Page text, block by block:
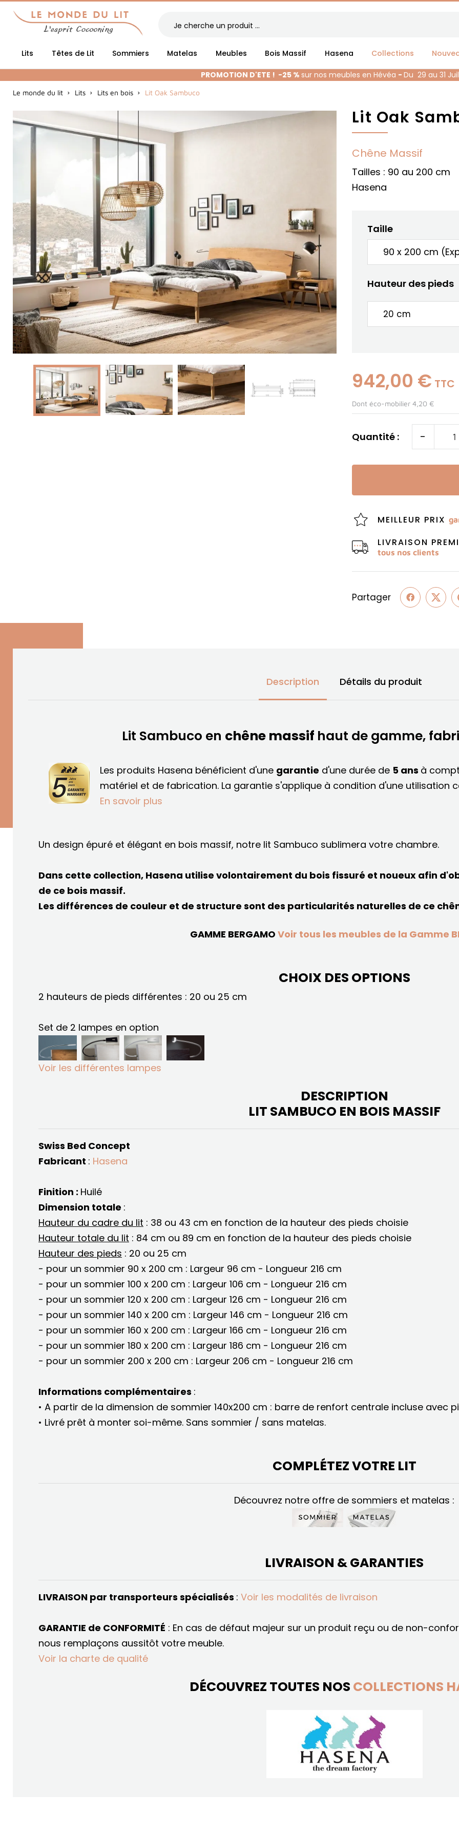
Lits Têtes de Lit Sommiers Matelas Meubles Bois Massif Hasena Collections
PROMOTION D'ETE ! -25 % sur nos meubles en Hévéa - Du 29 au 31
Le monde du lit Lits Lits en bois Lit Oak Sambuco
Lit Oak
Chêne Massif
Tailles : 90 au 200 cm
Hasena
Taille
Hauteur des pieds
942,00 € TTC
Dont éco-mobilier 4,20 €
Quantité : -
MEILLEUR PRIX
LIVRAISON
tous nos clients
Partager
Description
Lit Sambuco en chêne massif haut de gamme,
Les produits Hasena bénéficient d'une garantie d'une durée de 5 ans à
matériel et de fabrication. La garantie s'applique à condition d'une utilisation
En savoir plus
Un design épuré et élégant en bois massif, notre lit Sambuco sublimera votre chambre.
Dans cette collection, Hasena utilise volontairement du bois fissuré et noueux afin
de ce bois massif.
Les différences de couleur et de structure sont des particularités naturelles de ce
GAMME BERGAMO Voir tous les meubles de la Gamme
CHOIX DES OPTIONS
2 hauteurs de pieds différentes : 20 ou 25 cm
Set de 2 lampes en option
Voir les différentes lampes
DESCRIPTION
LIT SAMBUCO EN BOIS MASSIF
Swiss Bed Concept
Fabricant : Hasena
Finition : Huilé
Dimension totale :
Hauteur du cadre du lit : 38 ou 43 cm en fonction de la hauteur des pieds choisie
Hauteur totale du lit : 84 cm ou 89 cm en fonction de la hauteur des pieds choisie
Hauteur des pieds : 20 ou 25 cm
- pour un sommier 90 x 200 cm : Largeur 96 cm - Longueur 216 cm
- pour un sommier 100 x 200 cm : Largeur 106 cm - Longueur 216 cm
- pour un sommier 120 x 200 cm : Largeur 126 cm - Longueur 216 cm
- pour un sommier 140 x 200 cm : Largeur 146 cm - Longueur 216 cm
- pour un sommier 160 x 200 cm : Largeur 166 cm - Longueur 216 cm
- pour un sommier 180 x 200 cm : Largeur 186 cm - Longueur 216 cm
- pour un sommier 200 x 200 cm : Largeur 206 cm - Longueur 216 cm
Informations complémentaires :
• A partir de la dimension de sommier 140x200 cm : barre de renfort centrale incluse avec
• Livré prêt à monter soi-même. Sans sommier / sans matelas.
COMPLÉTEZ VOTRE LIT
Découvrez notre offre de sommiers et matelas :
LIVRAISON & GARANTIES
LIVRAISON par transporteurs spécialisés : Voir les modalités de livraison
GARANTIE de CONFORMITÉ : En cas de défaut majeur sur un produit reçu ou de non-
nous remplaçons aussitôt votre meuble.
Voir la charte de qualité
DÉCOUVREZ TOUTES NOS COLLECTIONS
Détails du produit